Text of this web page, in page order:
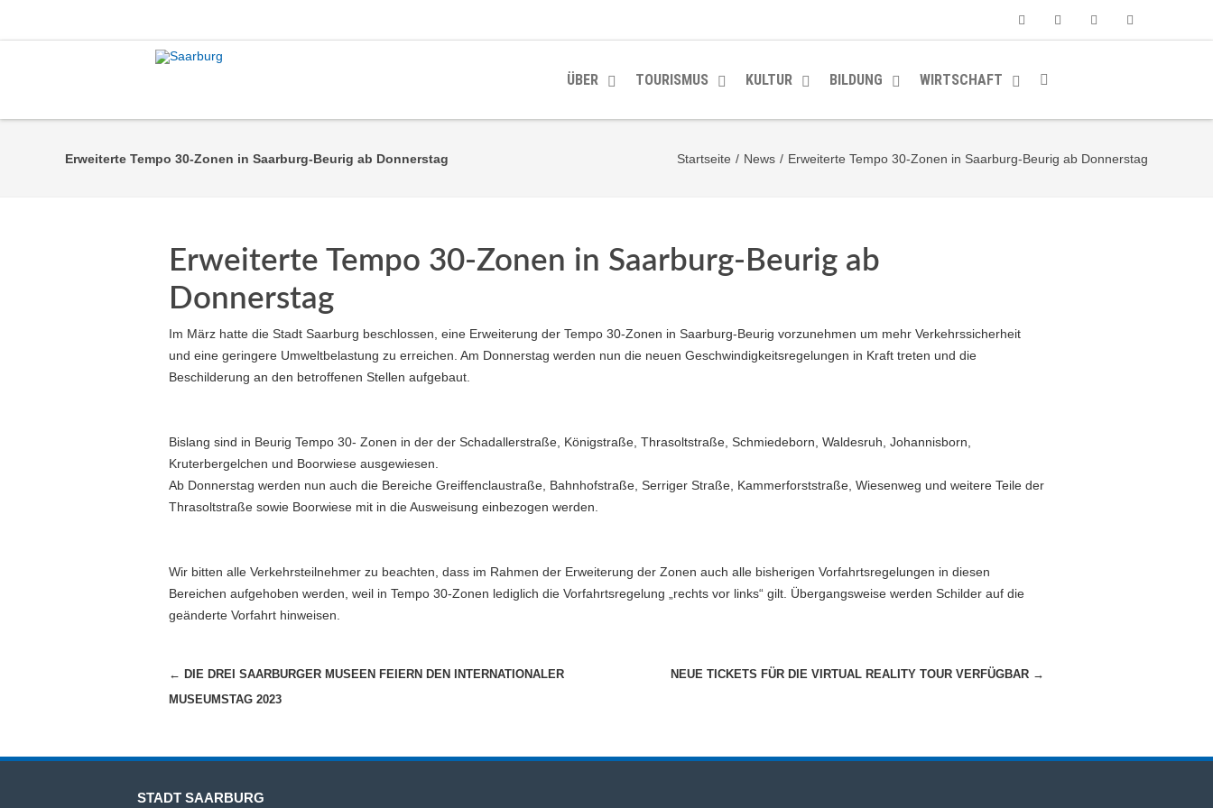
ÜBER TOURISMUS KULTUR BILDUNG WIRTSCHAFT
Erweiterte Tempo 30-Zonen in Saarburg-Beurig ab Donnerstag Startseite / News / Erweiterte Tempo 30-Zonen in Saarburg-Beurig ab Donnerstag
Erweiterte Tempo 30-Zonen in Saarburg-Beurig ab
Donnerstag
Im März hatte die Stadt Saarburg beschlossen, eine Erweiterung der Tempo 30-Zonen in Saarburg-Beurig vorzunehmen um mehr Verkehrssicherheit
und eine geringere Umweltbelastung zu erreichen. Am Donnerstag werden nun die neuen Geschwindigkeitsregelungen in Kraft treten und die
Beschilderung an den betroffenen Stellen aufgebaut.
Bislang sind in Beurig Tempo 30- Zonen in der der Schadallerstraße, Königstraße, Thrasoltstraße, Schmiedeborn, Waldesruh, Johannisborn,
Kruterbergelchen und Boorwiese ausgewiesen.
Ab Donnerstag werden nun auch die Bereiche Greiffenclaustraße, Bahnhofstraße, Serriger Straße, Kammerforststraße, Wiesenweg und weitere Teile der
Thrasoltstraße sowie Boorwiese mit in die Ausweisung einbezogen werden.
Wir bitten alle Verkehrsteilnehmer zu beachten, dass im Rahmen der Erweiterung der Zonen auch alle bisherigen Vorfahrtsregelungen in diesen
Bereichen aufgehoben werden, weil in Tempo 30-Zonen lediglich die Vorfahrtsregelung „rechts vor links“ gilt. Übergangsweise werden Schilder auf die
geänderte Vorfahrt hinweisen.
Beitragsnavigation
← DIE DREI SAARBURGER MUSEEN FEIERN DEN INTERNATIONALER
MUSEUMSTAG 2023
NEUE TICKETS FÜR DIE VIRTUAL REALITY TOUR VERFÜGBAR →
STADT SAARBURG